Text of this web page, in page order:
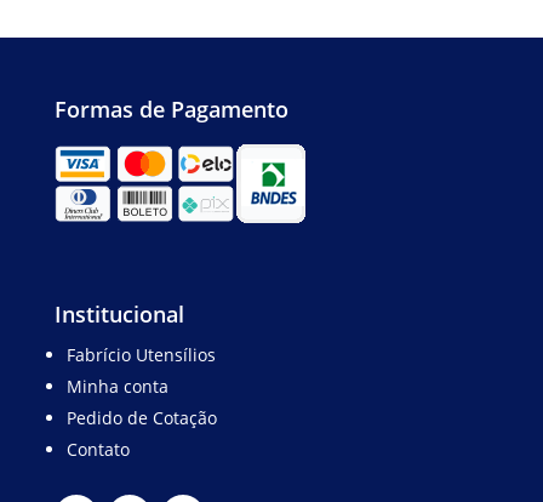
Formas de Pagamento
Institucional
Fabrício Utensílios
Minha conta
Pedido de Cotação
Contato